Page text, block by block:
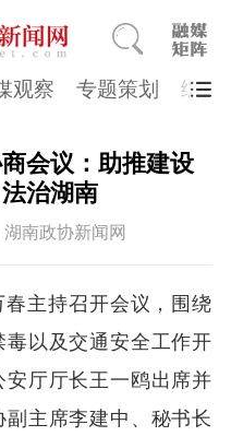
观察 专题策划 综合
会议：助推建设
治湖南
南政协新闻网
主持召开会议，围绕
以及交通安全工作开
厅厅长王一鸥出席并
主席李建中、秘书长